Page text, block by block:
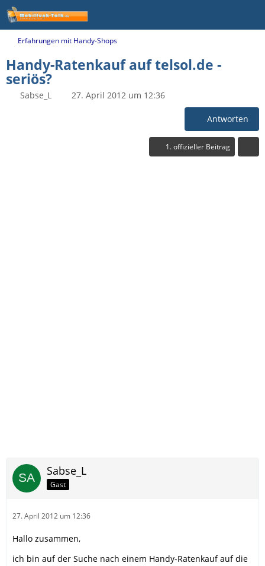
Erfahrungen mit Handy-Shops
Handy-Ratenkauf auf telsol.de -
seriös?
Sabse_L 27. April 2012 um 12:36
Antworten
1. offizieller Beitrag
Sabse_L
Gast
27. April 2012 um 12:36
Hallo zusammen,
ich bin auf der Suche nach einem Handy-Ratenkauf auf die